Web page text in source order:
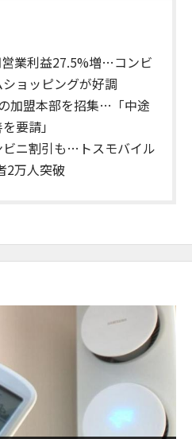
業利益27.5%増…コンビ
ョッピングが好調
加盟本部を招集…「中途
要請」
ニ割引も…トスモバイル
2万人突破